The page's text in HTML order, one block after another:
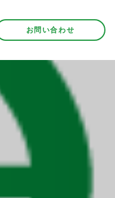
お問い合わせ